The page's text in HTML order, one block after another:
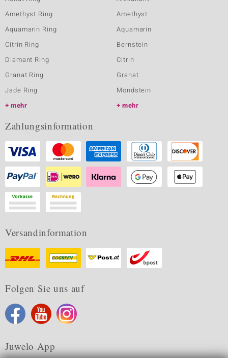
Amethyst Ring
Aquamarin Ring
Citrin Ring
Diamant Ring
Granat Ring
Jade Ring
mehr
Amethyst
Aquamarin
Bernstein
Citrin
Granat
Mondstein
mehr
Zahlungsinformation
Versandinformation
Folgen Sie uns auf
Juwelo App